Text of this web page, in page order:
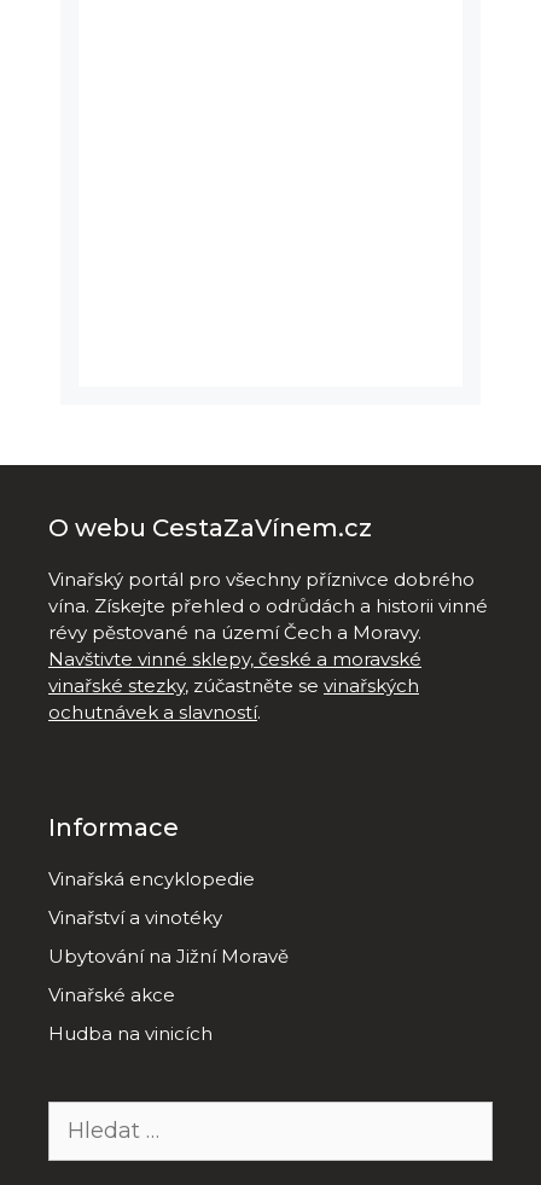
O webu CestaZaVínem.cz
Vinařský portál pro všechny příznivce dobrého
vína. Získejte přehled o odrůdách a historii vinné
révy pěstované na území Čech a Moravy.
Navštivte vinné sklepy, české a moravské
vinařské stezky, zúčastněte se vinařských
ochutnávek a slavností.
Informace
Vinařská encyklopedie
Vinařství a vinotéky
Ubytování na Jižní Moravě
Vinařské akce
Hudba na vinicích